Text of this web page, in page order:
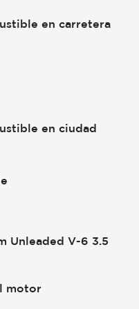
en carretera
en ciudad
Unleaded V-6 3.5
motor